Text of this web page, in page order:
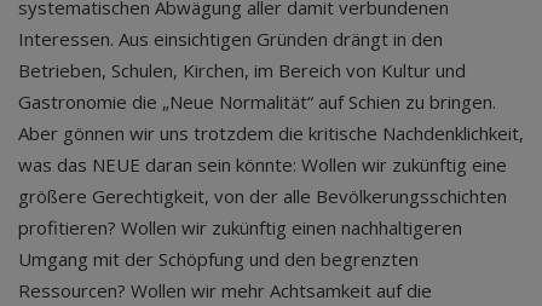
systematischen Abwägung aller damit verbundenen
Interessen. Aus einsichtigen Gründen drängt in den
Betrieben, Schulen, Kirchen, im Bereich von Kultur und
Gastronomie die „Neue Normalität“ auf Schien zu bringen.
Aber gönnen wir uns trotzdem die kritische Nachdenklichkeit,
was das NEUE daran sein könnte: Wollen wir zukünftig eine
größere Gerechtigkeit, von der alle Bevölkerungsschichten
profitieren? Wollen wir zukünftig einen nachhaltigeren
Umgang mit der Schöpfung und den begrenzten
Ressourcen? Wollen wir mehr Achtsamkeit auf die